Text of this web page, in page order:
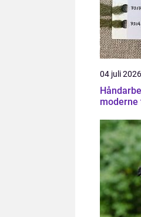
04 juli 2026
moderne